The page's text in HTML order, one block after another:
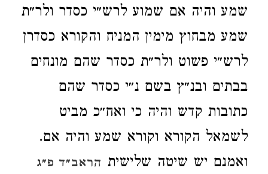
שמע והיה אם שמוע לרש״י כסדר ולר״ת
שמע מבחוץ מימין המניח והקורא כסדרן
לרש״י פשוט ולר״ת כסדר שהם מונחים
בבתים ובנ״ץ בשם נ״י כסדר שהם
כתובות קדש והיה כי ואח״כ מביט
לשמאל הקורא וקורא שמע והיה אם.
ואמנם יש שיטה שלישית הראב״ד פ״ג